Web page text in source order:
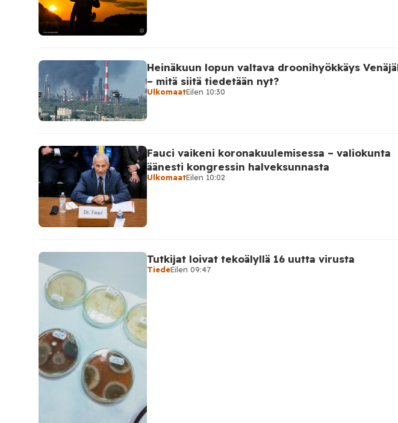
Heinäkuun lopun valtava droonihyökkäys
– mitä siitä tiedetään nyt?
UlkomaatEilen 10:30
Fauci vaikeni koronakuulemisessa – valiokunta
äänesti kongressin halveksunnasta
UlkomaatEilen 10:02
Tutkijat loivat tekoälyllä 16 uutta virusta
TiedeEilen 09:47